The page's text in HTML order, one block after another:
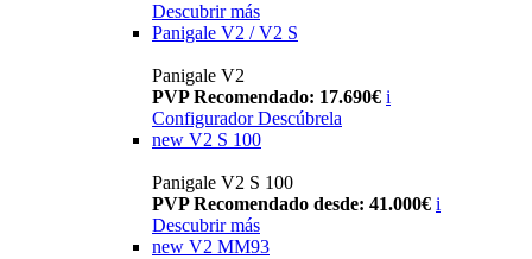
Descubrir más
Panigale V2 / V2 S
Panigale V2
PVP Recomendado: 17.690€ i
Configurador Descúbrela
new V2 S 100
Panigale V2 S 100
PVP Recomendado desde: 41.000€ i
Descubrir más
new V2 MM93